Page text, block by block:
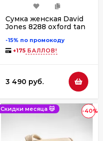
Сумка женская David
Jones 8288 oxford tan
-15% по промокоду
+175 БАЛЛОВ!
3 490 руб.
-40%
Скидки месяца 😽